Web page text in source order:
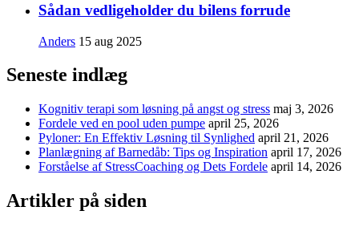
Sådan vedligeholder du bilens forrude
Anders 15 aug 2025
Seneste indlæg
Kognitiv terapi som løsning på angst og stress maj 3, 2026
Fordele ved en pool uden pumpe april 25, 2026
Pyloner: En Effektiv Løsning til Synlighed april 21, 2026
Planlægning af Barnedåb: Tips og Inspiration april 17, 2026
Forståelse af StressCoaching og Dets Fordele april 14, 2026
Artikler på siden